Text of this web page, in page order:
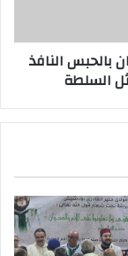
بالحبس النافذ
السلطة